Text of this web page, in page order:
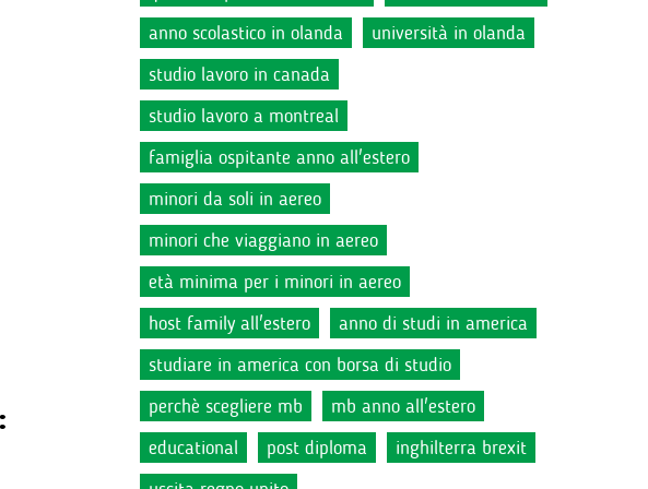
anno scolastico in olanda
università in olanda
studio lavoro in canada
studio lavoro a montreal
famiglia ospitante anno all'estero
minori da soli in aereo
minori che viaggiano in aereo
età minima per i minori in aereo
host family all'estero
anno di studi in america
studiare in america con borsa di studio
perchè scegliere mb
mb anno all'estero
educational
post diploma
inghilterra brexit